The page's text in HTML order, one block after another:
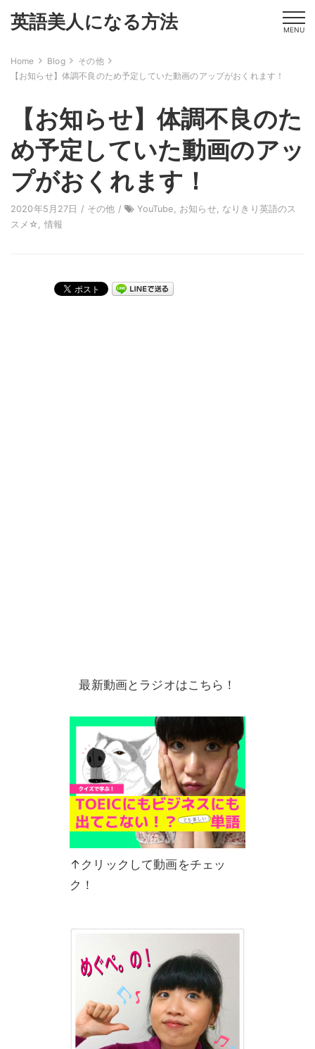
英語美人になる方法 MENU
Home Blog
その他
【お知らせ】体調不良のため予定していた動画のアップがおくれます！
【お知らせ】体調不良のた
め予定していた動画のアッ
プがおくれます！
2020年5月27日 / その他 / YouTube お知らせ, なりきり英語のス
スメ☆
情報
最新動画とラジオはこちら！
↑クリックして動画をチェッ
ク！